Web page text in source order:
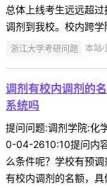
总体上线考生远远超
调剂到我校。校内跨
浙江大学考研问题 本站
调剂有校内调剂的
系统吗
提问问题:调剂学院:化
0-04-2610:10提问内
么条件呢？学校有预
有校内调剂的名额，